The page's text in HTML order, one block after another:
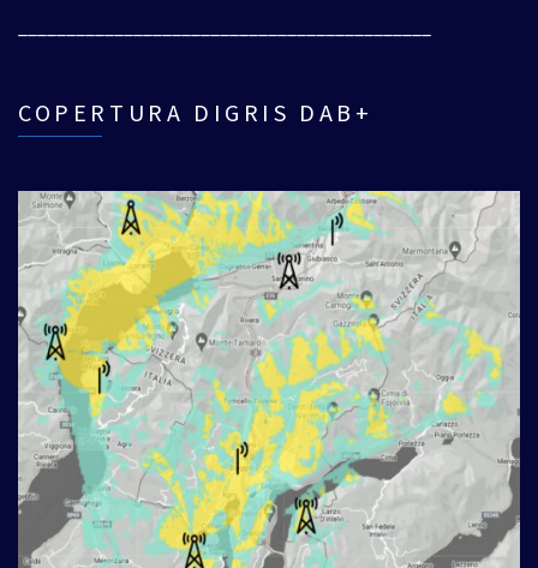
COPERTURA DIGRIS DAB+